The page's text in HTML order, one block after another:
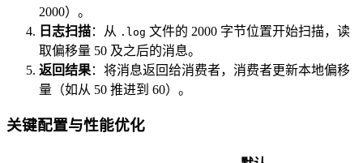
2000）。
日志扫描：从 .log 文件的 2000 字节位置开始扫描，读
取偏移量 50 及之后的消息。
返回结果：将消息返回给消费者，消费者更新本地偏移
量（如从 50 推进到 60）。
关键配置与性能优化